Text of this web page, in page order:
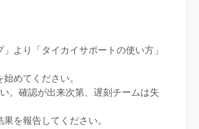
より「タイカイサポートの使い方」
めてください。
。確認が出来次第、遅刻チームは失
を報告してください。